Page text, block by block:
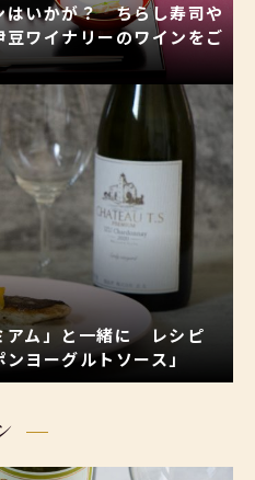
はいかが？ ちらし寿司や
ワイナリーのワインをご
アム」と一緒に レシピ
ヨーグルトソース」